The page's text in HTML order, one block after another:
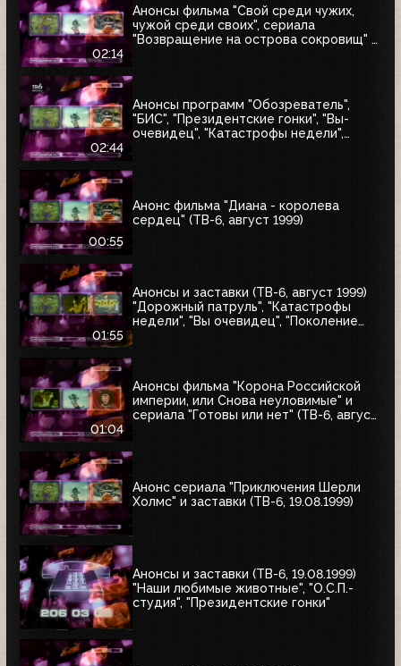
02:14
Анонсы фильма "Свой среди чужих,
чужой среди своих", сериала
"Возвращение на острова сокровищ" и
02:44
Анонсы программ "Обозреватель",
"БИС", "Президентские гонки", "Вы-
очевидец", "Катастрофы недели",
00:55
Анонс фильма "Диана - королева
сердец" (ТВ-6, август 1999)
01:55
Анонсы и заставки (ТВ-6, август 1999)
"Дорожный патруль", "Катастрофы
недели", "Вы очевидец", "Поколение
01:04
Анонсы фильма "Корона Российской
империи, или Снова неуловимые" и
сериала "Готовы или нет" (ТВ-6, август
Анонс сериала "Приключения Шерли
Холмс" и заставки (ТВ-6, 19.08.1999)
Анонсы и заставки (ТВ-6, 19.08.1999)
"Наши любимые животные", "О.С.П.-
студия", "Президентские гонки"